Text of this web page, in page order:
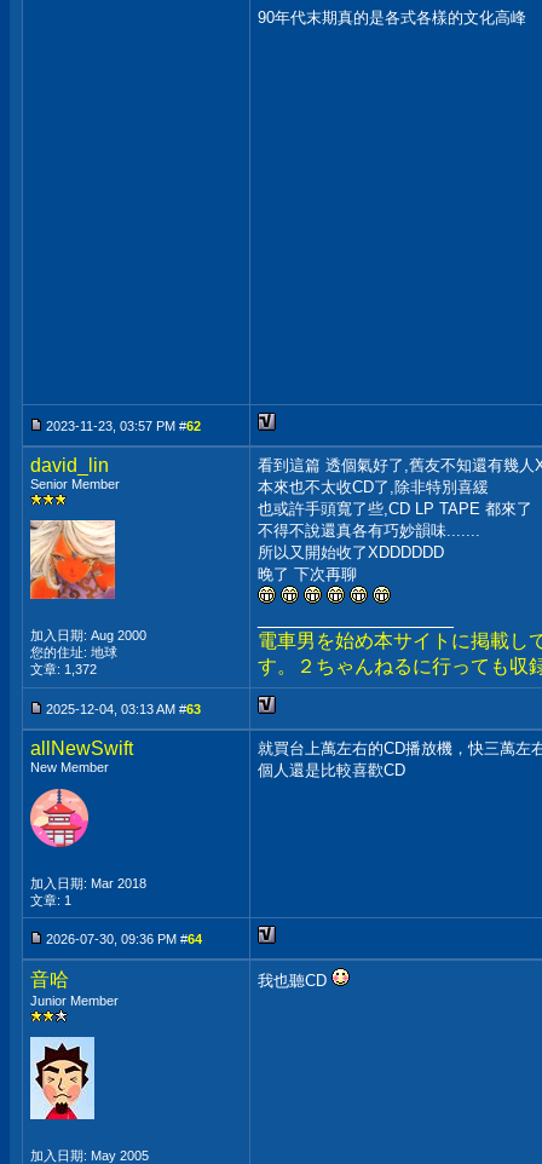
90年代末期真的是各式各樣的文化高峰
2023-11-23, 03:57 PM #62
david_lin
Senior Member
加入日期: Aug 2000
您的住址: 地球
文章: 1,372
看到這篇 透個氣好了,舊友不知還有幾人
本來也不太收CD了,除非特別喜緩
也或許手頭寬了些,CD LP TAPE 都來了
不得不說還真各有巧妙韻味.......
所以又開始收了XDDDDDD
晚了 下次再聊
電車男を始め本サイトに掲載し
す。２ちゃんねるに行っても収
2025-12-04, 03:13 AM #63
allNewSwift
New Member
加入日期: Mar 2018
文章: 1
就買台上萬左右的CD播放機，快三萬左
個人還是比較喜歡CD
2026-07-30, 09:36 PM #64
音哈
Junior Member
加入日期: May 2005
我也聽CD